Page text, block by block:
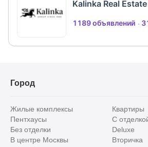
Kalinka Real Estate
1189 объявлений
Город
Жилые комплексы
Квартиры
Пентхаусы
С
Без отделки
Deluxe
В центре Москвы
Вторичка